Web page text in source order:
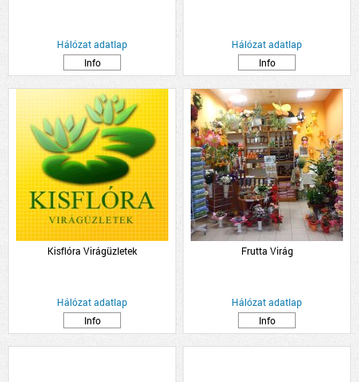
Hálózat adatlap
Info
Hálózat adatlap
Info
Kisflóra Virágüzletek
Hálózat adatlap
Info
Frutta Virág
Hálózat adatlap
Info